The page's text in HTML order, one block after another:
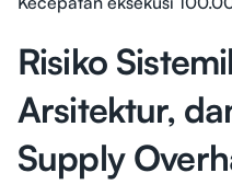
Risiko
Arsitektur,
Supply